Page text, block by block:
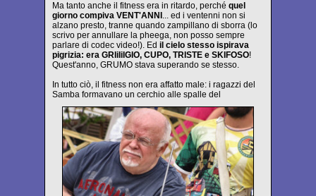
Ma tanto anche il fitness era in ritardo, perché quel
giorno compiva VENT'ANNI ... ed i ventenni non si
alzano presto, tranne quando zampillano di sborra (lo
scrivo per annullare la pheega, non posso sempre
parlare di codec video!). Ed il cielo stesso ispirava
pigrizia: era GRIiIiIGIO, CUPO, TRISTE e SKIFOSO!
Quest'anno, GRUMO stava superando se stesso.
In tutto ciò, il fitness non era affatto male: i ragazzi del
Samba formavano un cerchio alle spalle del